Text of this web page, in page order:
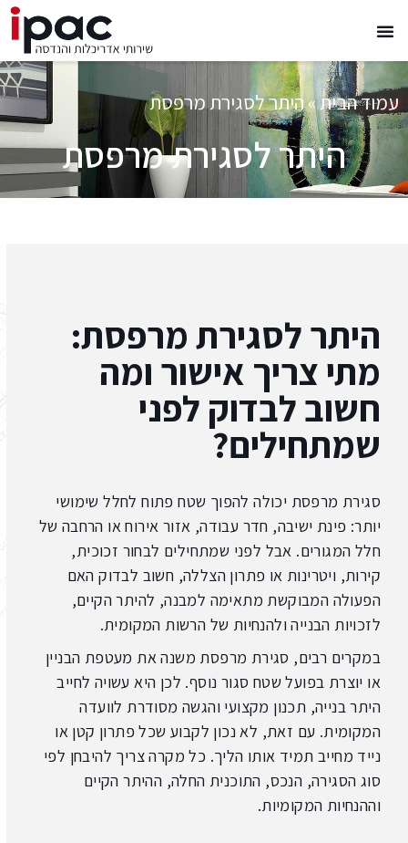
עמוד הבית»היתר לסגירת מרפסת
היתר לסגירת מרפסת
היתר לסגירת מרפסת:
מתי צריך אישור ומה
חשוב לבדוק לפני
שמתחילים?
סגירת מרפסת יכולה להפוך שטח פתוח לחלל שימושי
יותר: פינת ישיבה, חדר עבודה, אזור אירוח או הרחבה של
חלל המגורים. אבל לפני שמתחילים לבחור זכוכית,
קירות, ויטרינות או פתרון הצללה, חשוב לבדוק האם
הפעולה המבוקשת מתאימה למבנה, להיתר הקיים,
לזכויות הבנייה ולהנחיות של הרשות המקומית.
במקרים רבים, סגירת מרפסת משנה את מעטפת הבניין
או יוצרת בפועל שטח סגור נוסף. לכן היא עשויה לחייב
היתר בנייה, תכנון מקצועי והגשה מסודרת לוועדה
המקומית. עם זאת, לא נכון לקבוע שכל פתרון קטן או
נייד מחייב תמיד אותו הליך. כל מקרה צריך להיבחן לפי
סוג הסגירה, הנכס, התוכנית החלה, ההיתר הקיים
וההנחיות המקומיות.